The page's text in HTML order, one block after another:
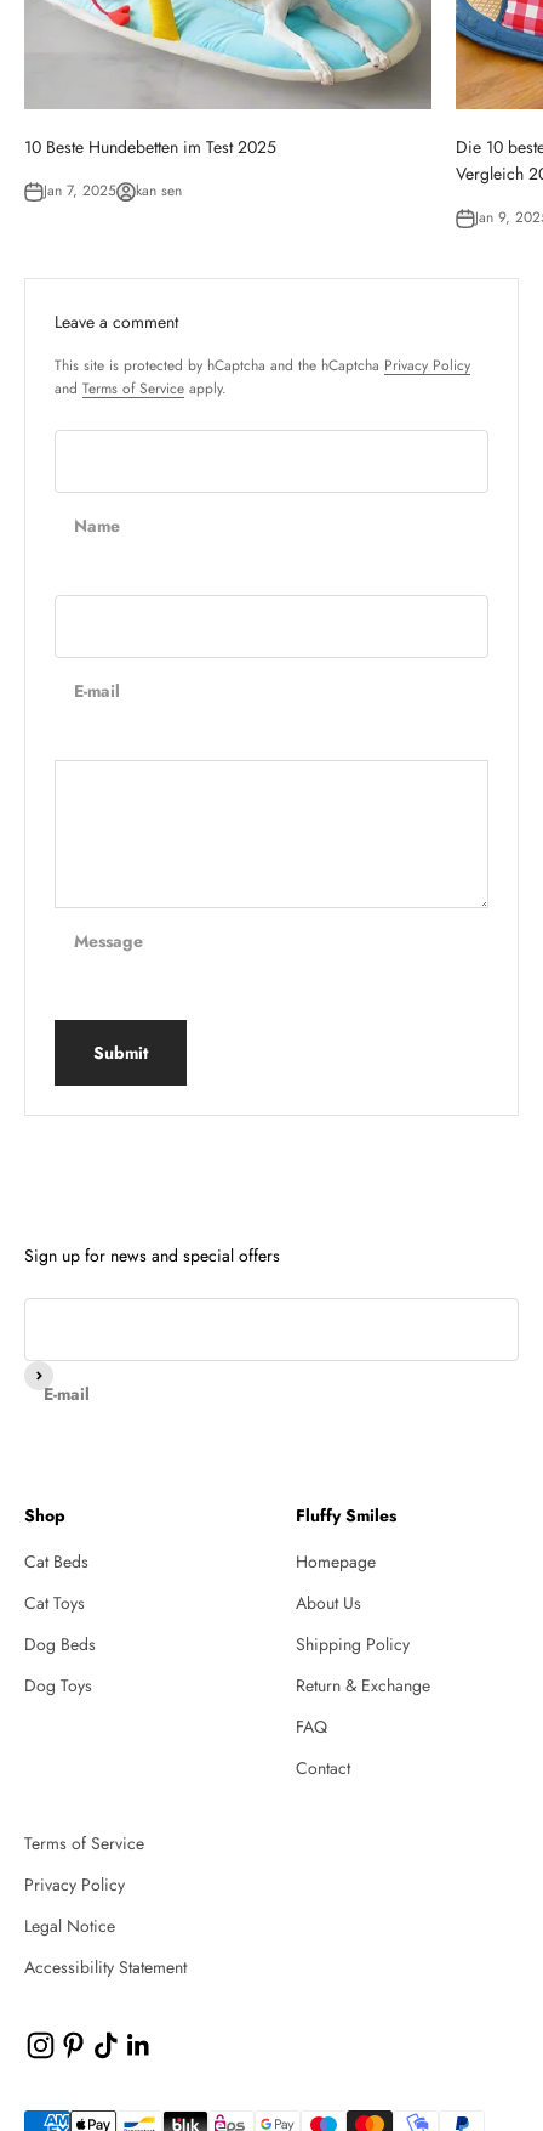
10 Beste Hundebetten im Test 2025
Jan 7, 2025 kan sen
Die 10
Vergleich
Jan 9,
Leave a comment
This site is protected by hCaptcha and the hCaptcha Privacy Policy
and Terms of Service apply.
Name
E-mail
Message
Submit
Sign up for news and special offers
E-mail
Subscribe
Shop
Cat Beds
Cat Toys
Dog Beds
Dog Toys
Fluffy Smiles
Homepage
About Us
Shipping Policy
Return & Exchange
FAQ
Contact
Terms of Service
Privacy Policy
Legal Notice
Accessibility Statement